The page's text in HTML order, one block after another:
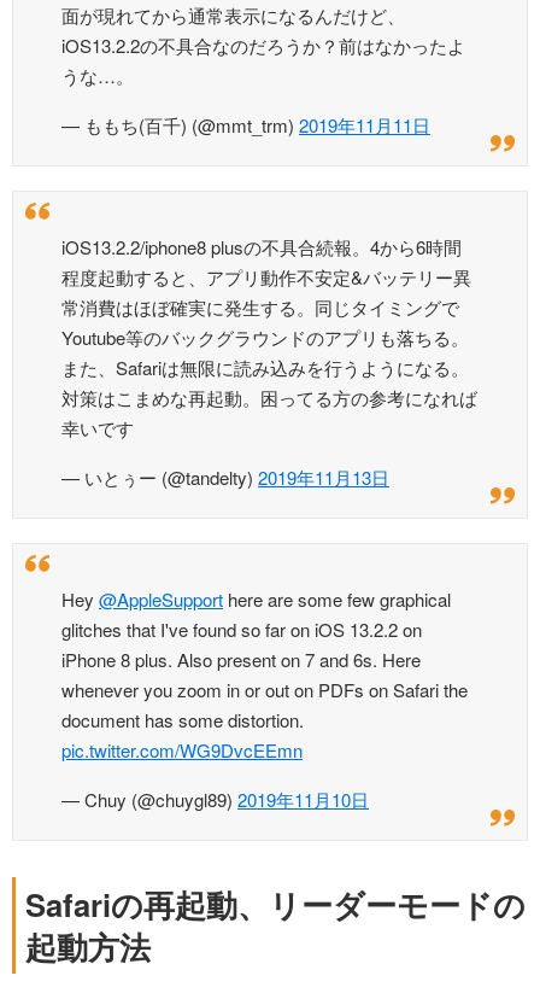
面が現れてから通常表示になるんだけど、
iOS13.2.2の不具合なのだろうか？前はなかったよ
うな…。
— ももち(百千) (@mmt_trm) 2019年11月11日
iOS13.2.2/iphone8 plusの不具合続報。4から6時間
程度起動すると、アプリ動作不安定&バッテリー異
常消費はほぼ確実に発生する。同じタイミングで
Youtube等のバックグラウンドのアプリも落ちる。
また、Safariは無限に読み込みを行うようになる。
対策はこまめな再起動。困ってる方の参考になれば
幸いです
— いとぅー (@tandelty) 2019年11月13日
Hey @AppleSupport here are some few graphical
glitches that I've found so far on iOS 13.2.2 on
iPhone 8 plus. Also present on 7 and 6s. Here
whenever you zoom in or out on PDFs on Safari the
document has some distortion.
pic.twitter.com/WG9DvcEEmn
— Chuy (@chuygl89) 2019年11月10日
Safariの再起動、リーダーモードの
起動方法